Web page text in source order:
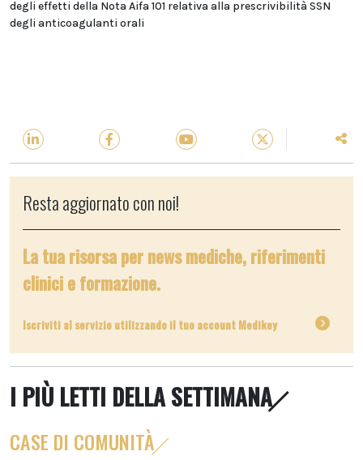
degli effetti della Nota Aifa 101 relativa alla prescrivibilità SSN
degli anticoagulanti orali
Resta aggiornato con noi!
La tua risorsa per news mediche, riferimenti
clinici e formazione.
Iscriviti al servizio utilizzando il tuo account Medikey
I PIÙ LETTI DELLA SETTIMANA
CASE DI COMUNITÀ